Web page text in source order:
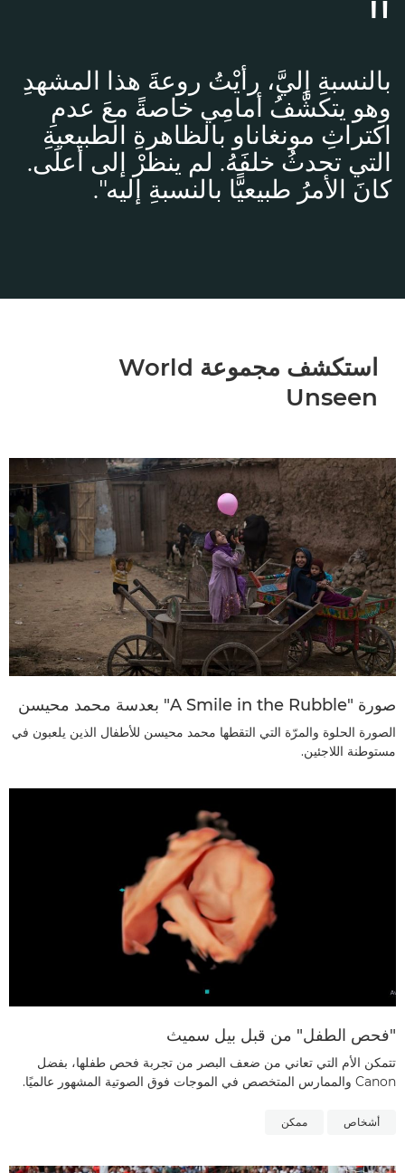
بالنسبةِ إليَّ، رأيْتُ روعةَ هذا المشهدِ
وهو يتكشَّفُ أمامِي خاصةً معَ عدمِ
اكتراثِ مونغاناو بالظاهرةِ الطبيعيةِ
التي تحدثُ خلفَهُ. لم ينظرْ إلى أعلَى.
كانَ الأمرُ طبيعيًّا بالنسبةِ إليه".
استكشف مجموعة World
Unseen
صورة "A Smile in the Rubble" بعدسة محمد محيسن
الصورة الحلوة والمرّة التي التقطها محمد محيسن للأطفال الذين يلعبون في
مستوطنة اللاجئين.
"فحص الطفل" من قبل بيل سميث
تتمكن الأم التي تعاني من ضعف البصر من تجربة فحص طفلها، بفضل
Canon والممارس المتخصص في الموجات فوق الصوتية المشهور عالميًا.
أشخاص ممكن